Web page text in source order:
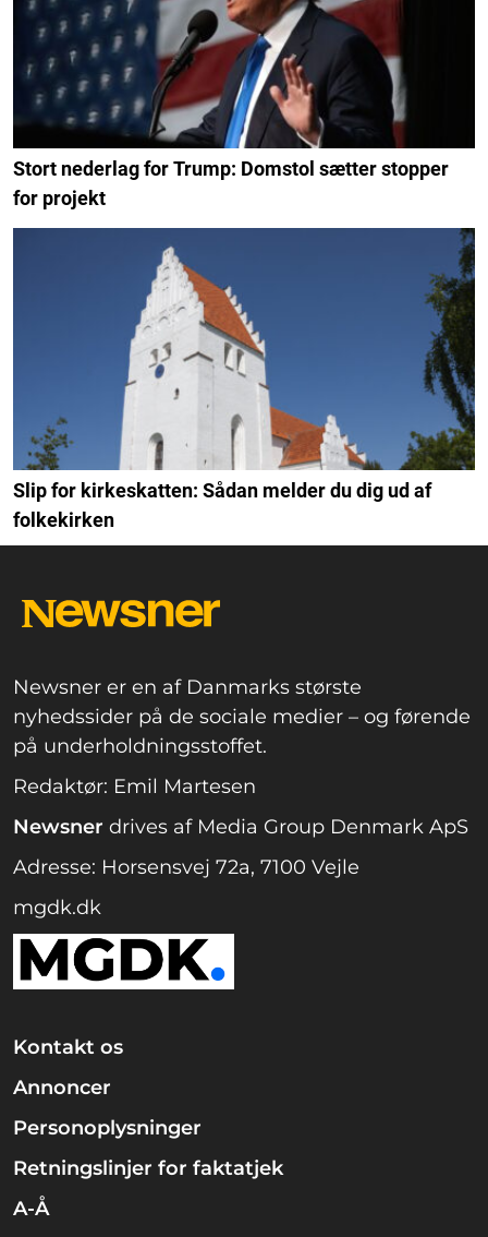
Stort nederlag for Trump: Domstol sætter stopper
for projekt
Slip for kirkeskatten: Sådan melder du dig ud af
folkekirken
Newsner er en af Danmarks største
nyhedssider på de sociale medier – og førende
på underholdningsstoffet.
Redaktør: Emil Martesen
Newsner drives af Media Group Denmark ApS
Adresse: Horsensvej 72a, 7100 Vejle
mgdk.dk
Kontakt os
Annoncer
Personoplysninger
Retningslinjer for faktatjek
A-Å